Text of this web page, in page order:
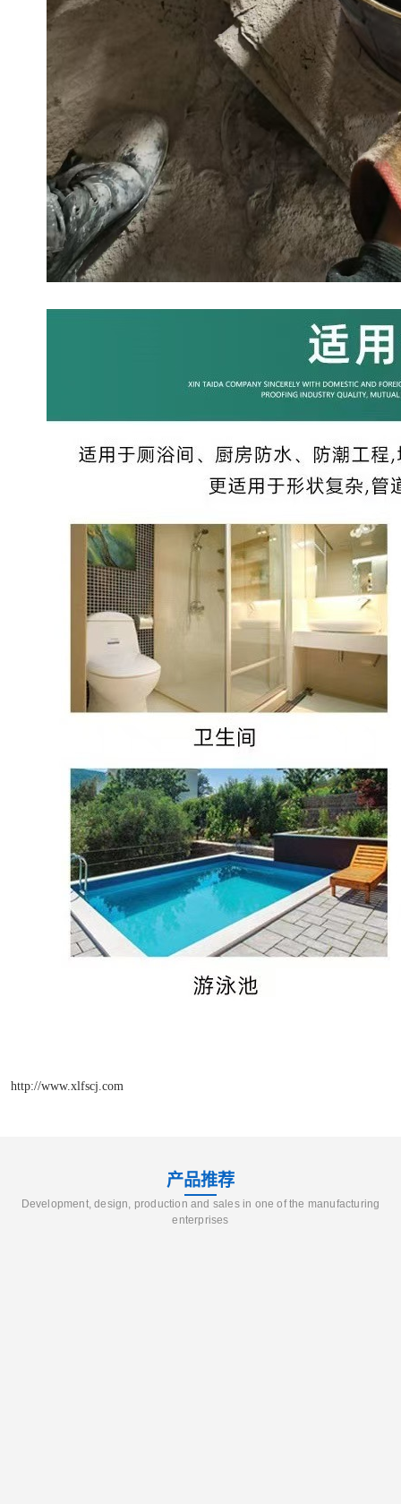
http://www.xlfscj.com
产品推荐
Development, design, production and sales in one of the manufacturing
enterprises